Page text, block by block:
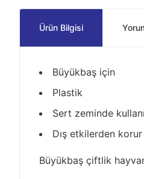
Ürün Bilgisi
Büyükbaş için
Plastik
Sert zeminde
Dış etkilerden korur
Büyükbaş çiftlik